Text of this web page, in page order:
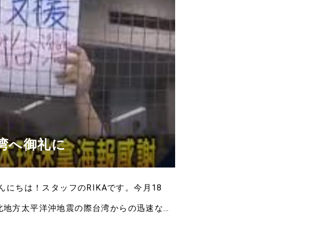
へ御礼に
にちは！スタッフのRIKAです。今月18
方太平洋沖地震の際台湾からの迅速な支